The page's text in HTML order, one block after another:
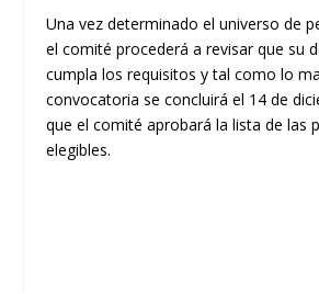
Una vez determinado el universo de
el comité procederá a revisar que su
cumpla los requisitos y tal como lo
convocatoria se concluirá el 14 de
que el comité aprobará la lista de las
elegibles.